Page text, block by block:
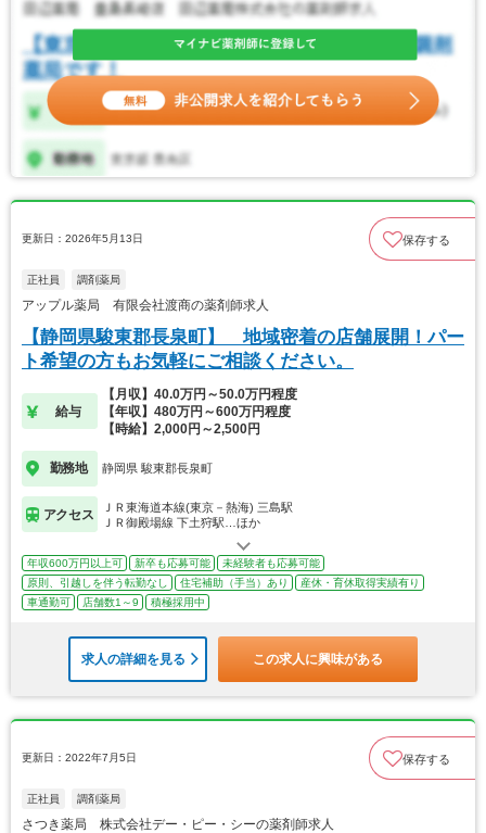
更新日：2026年5月13日 保存する
正社員 調剤薬局
アップル薬局 有限会社渡商の薬剤師求人
【静岡県駿東郡長泉町】 地域密着の店舗展開！パー
ト希望の方もお気軽にご相談ください。
給与
【月収】40.0万円～50.0万円程度
【年収】480万円～600万円程度
【時給】2,000円～2,500円
勤務地 静岡県 駿東郡長泉町
アクセス
ＪＲ東海道本線(東京－熱海) 三島駅
ＪＲ御殿場線 下土狩駅…ほか
年収600万円以上可 新卒も応募可能
未経験者も応募可能
原則、引越しを伴う転勤なし
住宅補助（手当）あり
産休・育休取得実績有り
車通勤可
店舗数1～9 積極採用中
求人の詳細を見る この求人に興味がある
更新日：2022年7月5日 保存する
正社員 調剤薬局
さつき薬局 株式会社デー・ピー・シーの薬剤師求人